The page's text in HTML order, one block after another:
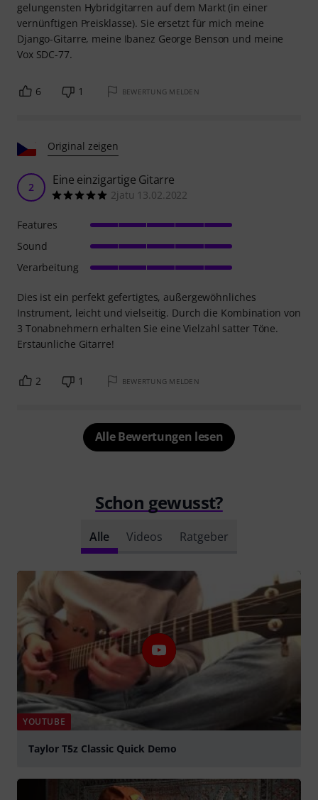
gelungensten Hybridgitarren auf dem Markt (in einer
vernünftigen Preisklasse). Sie ersetzt für mich meine
Django-Gitarre, meine Ibanez George Benson und meine
Vox SDC-77.
6 1 BEWERTUNG MELDEN
Original zeigen
2 Eine einzigartige Gitarre
2jatu 13.02.2022
Dies ist ein perfekt gefertigtes, außergewöhnliches
Instrument, leicht und vielseitig. Durch die Kombination von
3 Tonabnehmern erhalten Sie eine Vielzahl satter Töne.
Erstaunliche Gitarre!
Features
Sound
Verarbeitung
2 1 BEWERTUNG MELDEN
Alle Bewertungen lesen
Schon gewusst?
Alle Videos Ratgeber
YOUTUBE
Taylor T5z Classic Quick Demo